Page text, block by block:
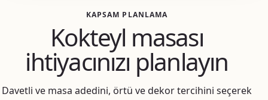
KAPSAM PLANLAMA
Kokteyl masası
ihtiyacınızı planlayın
Davetli ve masa adedini, örtü ve dekor tercihini seçerek